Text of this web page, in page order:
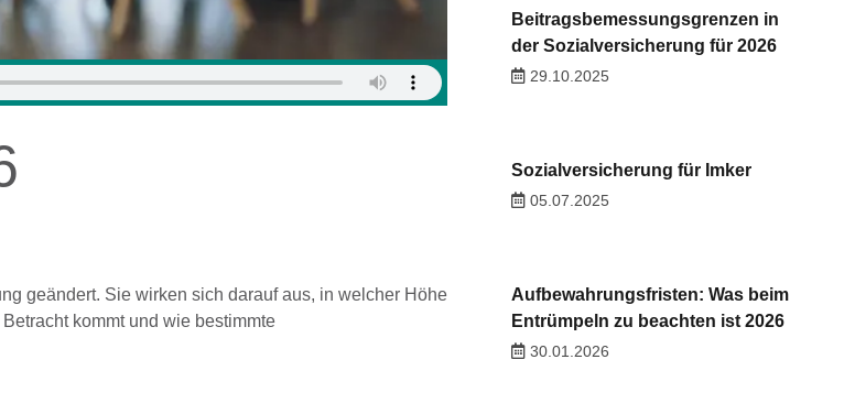
geändert. Sie wirken sich darauf aus, in welcher Höhe
kommt und wie bestimmte
Beitragsbemessungsgrenzen in
der Sozialversicherung für 2026
29.10.2025
Sozialversicherung für Imker
05.07.2025
Aufbewahrungsfristen: Was beim
Entrümpeln zu beachten ist 2026
30.01.2026